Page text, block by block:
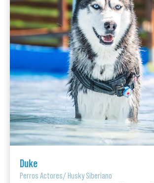
Duke
Perros Actores/Husky Siberiano